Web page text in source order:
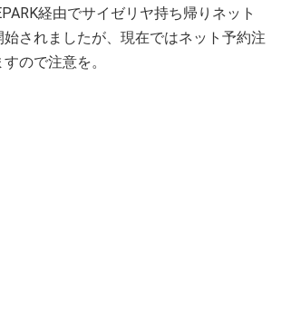
経由でサイゼリヤ持ち帰りネット
されましたが、現在ではネット予約注
ので注意を。